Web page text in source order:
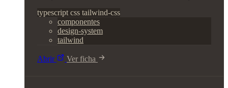
typescript css tailwind-css
componentes
design-system
tailwind
Abrir Ver ficha